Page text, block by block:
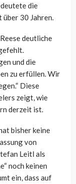
die
30 Jahren.
deutliche
und die
zu erfüllen. Wir
Diese
zeigt, wie
derzeit ist.
bisher keine
von
Leitl als
noch keinen
ein, dass auf